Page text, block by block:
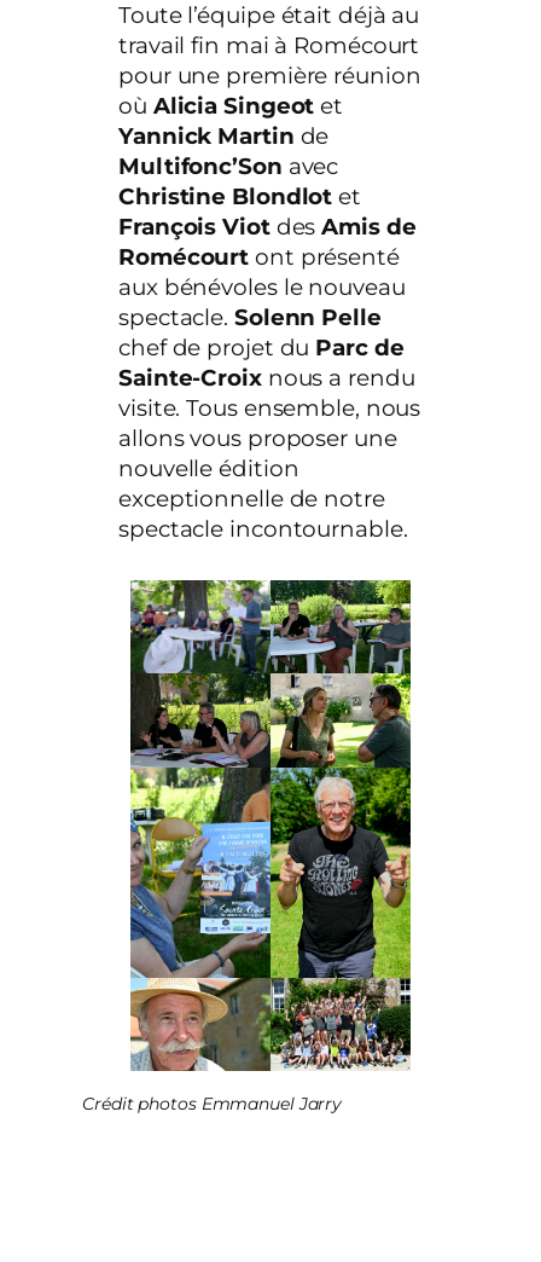
Toute l’équipe était déjà au
travail fin mai à Romécourt
pour une première réunion
où Alicia Singeot et
Yannick Martin de
Multifonc’Son avec
Christine Blondlot et
François ViotdesAmis de
Romécourt ont présenté
aux bénévoles le nouveau
spectacle. Solenn Pelle
chef de projet du Parc de
Sainte-Croixnous a rendu
visite. Tous ensemble, nous
allons vous proposer une
nouvelle édition
exceptionnelle de notre
spectacle incontournable.
Crédit photos Emmanuel Jarry